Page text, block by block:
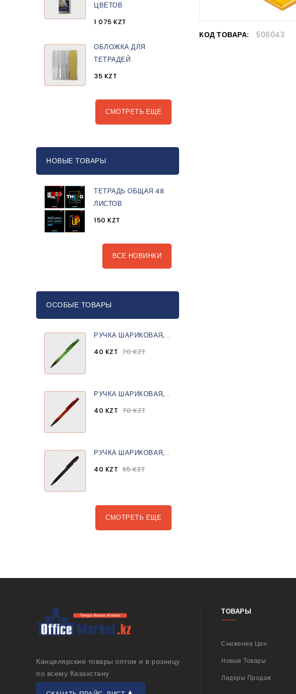
ЦВЕТОВ
1 075 KZT
ОБЛОЖКА ДЛЯ
ТЕТРАДЕЙ
35 KZT
СМОТРЕТЬ ЕЩЕ
НОВЫЕ ТОВАРЫ
ТЕТРАДЬ ОБЩАЯ 48
ЛИСТОВ
150 KZT
ВСЕ НОВИНКИ
ОСОБЫЕ ТОВАРЫ
РУЧКА ШАРИКОВАЯ,...
40 KZT 70 KZT
РУЧКА ШАРИКОВАЯ,...
40 KZT 70 KZT
РУЧКА ШАРИКОВАЯ,...
40 KZT 65 KZT
СМОТРЕТЬ ЕЩЕ
КОД ТОВАРА: 506043
Канцелярские товары оптом и в розницу
по всему Казахстану
ТОВАРЫ
Снижение Цен
Новые Товары
Лидеры Продаж